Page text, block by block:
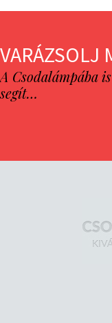
VARÁZSOLJ
A Csodalámpába
segít…